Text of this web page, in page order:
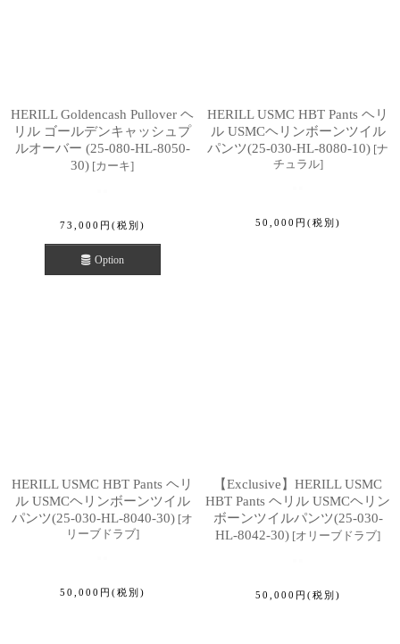
HERILL Goldencash Pullover ヘ
リル ゴールデンキャッシュプ
ルオーバー (25-080-HL-8050-
30) [カーキ]
73,000 円 (税別)
Option
HERILL USMC HBT Pants ヘリ
ル USMCヘリンボーンツイル
パンツ(25-030-HL-8080-10) [ナ
チュラル]
50,000 円 (税別)
HERILL USMC HBT Pants ヘリ
ル USMCヘリンボーンツイル
パンツ(25-030-HL-8040-30) [オ
リーブドラブ]
50,000 円 (税別)
【Exclusive】HERILL USMC
HBT Pants ヘリル USMCヘリン
ボーンツイルパンツ(25-030-
HL-8042-30) [オリーブドラブ]
50,000 円 (税別)